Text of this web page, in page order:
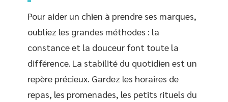
Pour aider un chien à prendre ses marques,
oubliez les grandes méthodes : la
constance et la douceur font toute la
différence. La stabilité du quotidien est un
repère précieux. Gardez les horaires de
repas, les promenades, les petits rituels du